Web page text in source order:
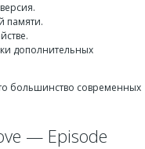
памяти.
дополнительных
большинство современных
— Episode